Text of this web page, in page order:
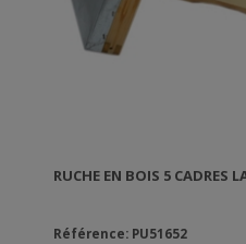
RUCHE EN BOIS 5 CADRES
Référence: PU51652